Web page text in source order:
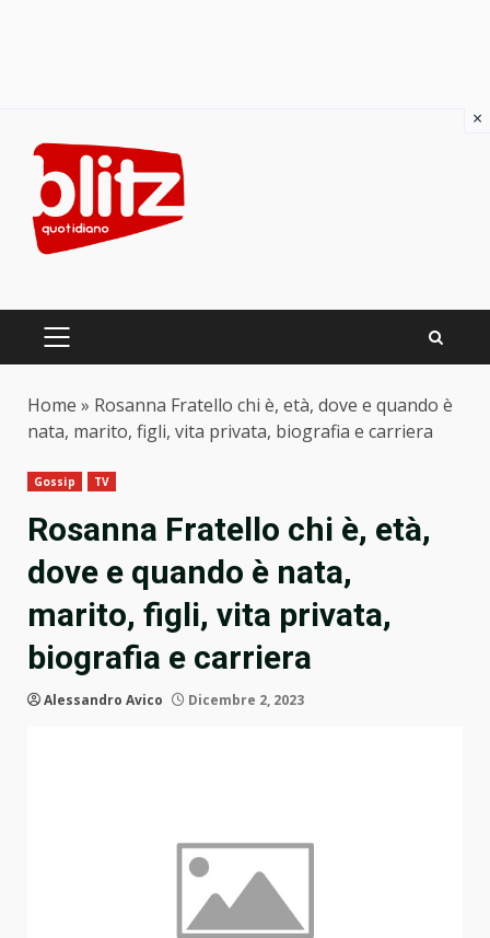
content
PRIMARY
Home » Rosanna Fratello chi è, età, dove e quando è
nata, marito, figli, vita privata, biografia e carriera
Gossip TV
Rosanna Fratello chi è, età,
dove e quando è nata,
marito, figli, vita privata,
biografia e carriera
Alessandro Avico Dicembre 2, 2023
×